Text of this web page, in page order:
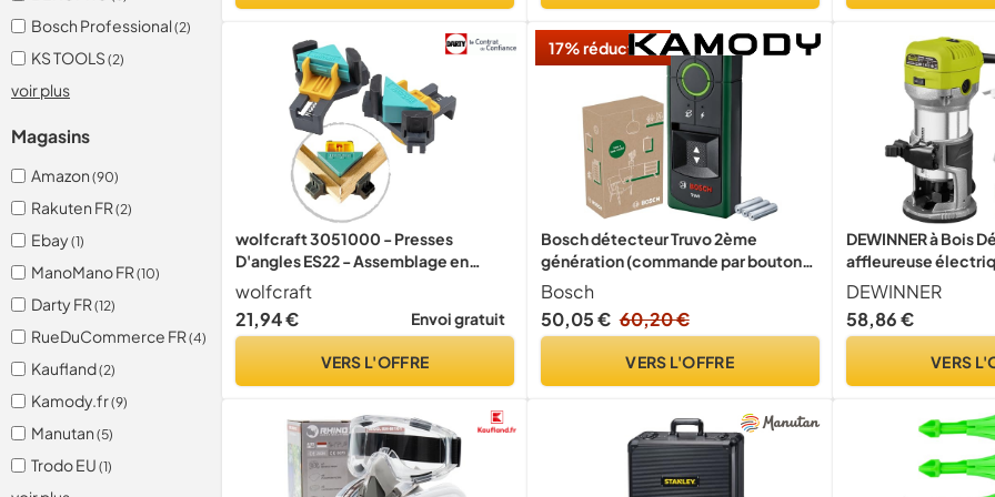
Bosch Professional(2)
KS TOOLS (2)
voir plus
Magasins
Amazon (90)
Rakuten FR(2)
Ebay(1)
ManoMano FR(10)
Darty FR(12)
RueDuCommerce FR(4)
Kaufland(2)
Kamody.fr(9)
Manutan (5)
Trodo EU (1)
wolfcraft 3051000 - Presses
D'angles ES22 - Assemblage en
Angle et en T -Vissage et Encollage à
90° - 2 pièces
wolfcraft
21,94 €
Envoi gratuit
VERS L'OFFRE
17% réduction
Bosch détecteur Truvo 2ème
génération (commande par bouton
unique, détection facile de câbles
électriques sous tension et de métal
jusqu’à 70 mm de profondeur, dans
Bosch
50,05 € 60,20 €
VERS L'OFFRE
DEWINNER à Bois
affleureuse
33000RPM, 6
Pinces de 1/4" 6mm
profession
DEWINNER
58,86 €
VERS